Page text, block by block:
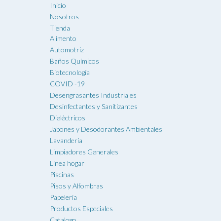
Inicio
Nosotros
Tienda
Alimento
Automotriz
Baños Químicos
Biotecnología
COVID -19
Desengrasantes Industriales
Desinfectantes y Sanitizantes
Dieléctricos
Jabones y Desodorantes Ambientales
Lavandería
Limpiadores Generales
Línea hogar
Piscinas
Pisos y Alfombras
Papelería
Productos Especiales